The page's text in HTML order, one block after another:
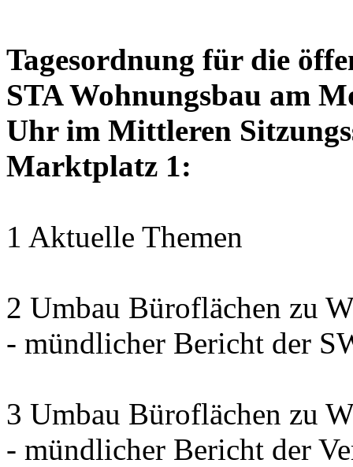
Tagesordnung für die
STA Wohnungsbau am
Uhr im Mittleren
Marktplatz 1:
1 Aktuelle Themen
2 Umbau Büroflächen zu
- mündlicher Bericht der
3 Umbau Büroflächen zu
- mündlicher Bericht der